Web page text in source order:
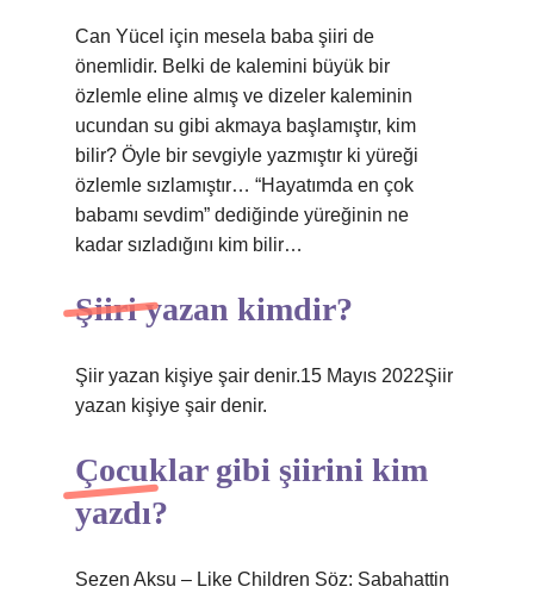
Can Yücel için mesela baba şiiri de
önemlidir. Belki de kalemini büyük bir
özlemle eline almış ve dizeler kaleminin
ucundan su gibi akmaya başlamıştır, kim
bilir? Öyle bir sevgiyle yazmıştır ki yüreği
özlemle sızlamıştır… “Hayatımda en çok
babamı sevdim” dediğinde yüreğinin ne
kadar sızladığını kim bilir…
Şiiri yazan kimdir?
Şiir yazan kişiye şair denir.15 Mayıs 2022Şiir
yazan kişiye şair denir.
Çocuklar gibi şiirini kim
yazdı?
Sezen Aksu – Like Children Söz: Sabahattin